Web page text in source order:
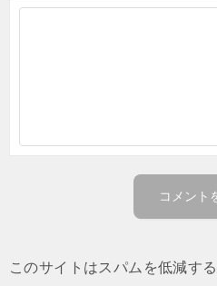
このサイトはスパムを低減す